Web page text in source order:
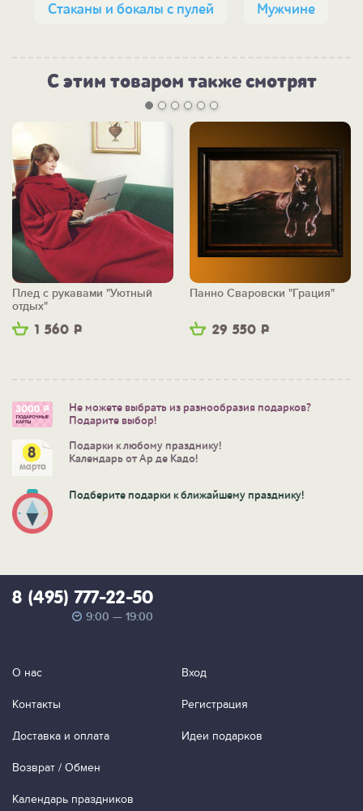
Стаканы и бокалы с пулей Мужчине
С этим товаром также смотрят
1 560 Р
Плед с рукавами "Уютный
отдых"
29 550 Р
Панно Сваровски "Грация"
Не можете выбрать из разнообразия подарков?
Подарите выбор!
Подарки к любому празднику!
Календарь от Ар де Кадо!
Подберите подарки к ближайшему празднику!
8 (495) 777-22-50
9:00 — 19:00
О нас
Контакты
Доставка и оплата
Возврат / Обмен
Календарь праздников
Вход
Регистрация
Идеи подарков